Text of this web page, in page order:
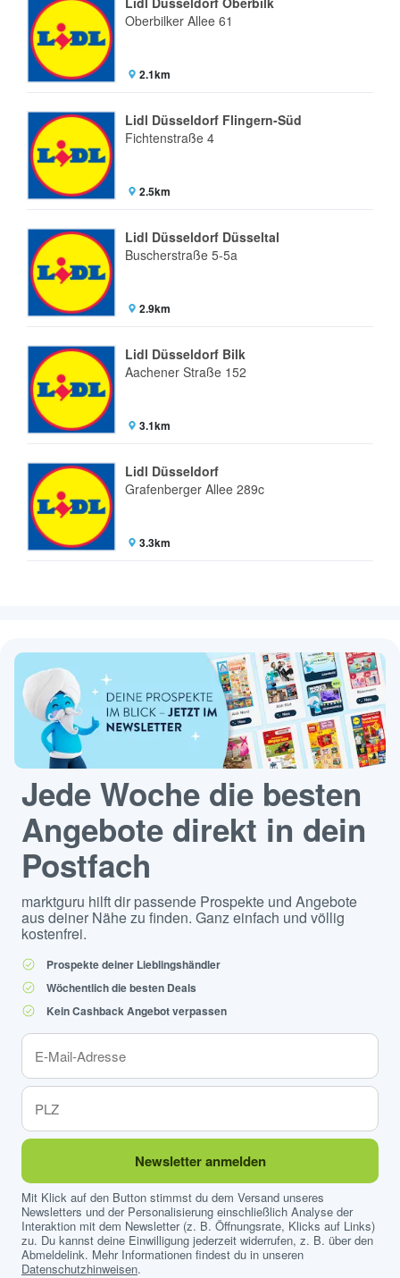
Oberbilker Allee 61
2.1km
Lidl Düsseldorf Flingern-Süd
Fichtenstraße 4
2.5km
Lidl Düsseldorf Düsseltal
Buscherstraße 5-5a
2.9km
Lidl Düsseldorf Bilk
Aachener Straße 152
3.1km
Lidl Düsseldorf
Grafenberger Allee 289c
3.3km
Jede Woche die besten
Angebote direkt in dein
Postfach
marktguru hilft dir passende Prospekte und Angebote
aus deiner Nähe zu finden. Ganz einfach und völlig
kostenfrei.
Prospekte deiner Lieblingshändler
Wöchentlich die besten Deals
Kein Cashback Angebot verpassen
Newsletter anmelden
Mit Klick auf den Button stimmst du dem Versand unseres
Newsletters und der Personalisierung einschließlich Analyse der
Interaktion mit dem Newsletter (z. B. Öffnungsrate, Klicks auf Links)
zu. Du kannst deine Einwilligung jederzeit widerrufen, z. B. über den
Abmeldelink. Mehr Informationen findest du in unseren
Datenschutzhinweisen.